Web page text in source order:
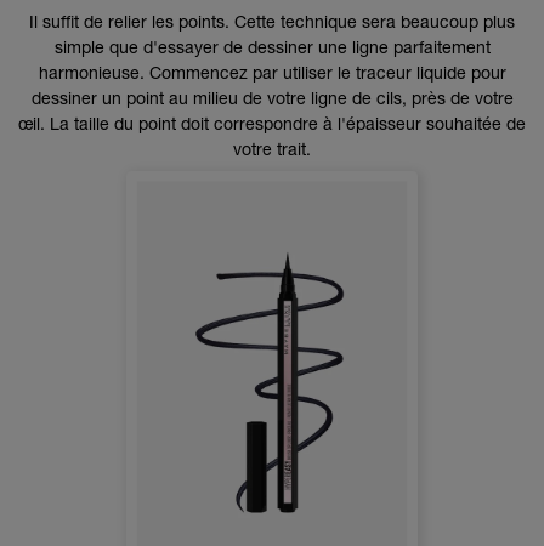
Il suffit de relier les points. Cette technique sera beaucoup plus
simple que d'essayer de dessiner une ligne parfaitement
harmonieuse. Commencez par utiliser le traceur liquide pour
dessiner un point au milieu de votre ligne de cils, près de votre
œil. La taille du point doit correspondre à l'épaisseur souhaitée de
votre trait.